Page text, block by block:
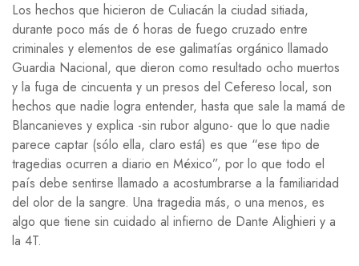
Los hechos que hicieron de Culiacán la ciudad sitiada,
durante poco más de 6 horas de fuego cruzado entre
criminales y elementos de ese galimatías orgánico llamado
Guardia Nacional, que dieron como resultado ocho muertos
y la fuga de cincuenta y un presos del Cefereso local, son
hechos que nadie logra entender, hasta que sale la mamá de
Blancanieves y explica -sin rubor alguno- que lo que nadie
parece captar (sólo ella, claro está) es que “ese tipo de
tragedias ocurren a diario en México”, por lo que todo el
país debe sentirse llamado a acostumbrarse a la familiaridad
del olor de la sangre. Una tragedia más, o una menos, es
algo que tiene sin cuidado al infierno de Dante Alighieri y a
la 4T.